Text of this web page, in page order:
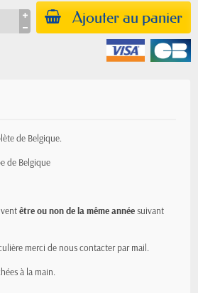
Ajouter au panier
de Belgique.
de Belgique
être ou non de la même annéesuivant
merci de nous contacter par mail.
à la main.